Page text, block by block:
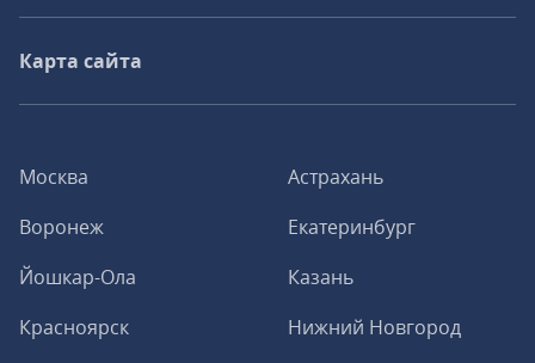
Москва
Астрахань
Воронеж
Екатеринбург
Йошкар-Ола
Казань
Красноярск
Нижний Новгород
Карта сайта